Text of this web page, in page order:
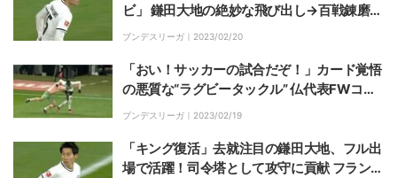
ビ」 鎌田大地の絶妙な飛び出し→百戦錬磨の
ドイツ代表MFゲッツェが美しすぎるレイン
ブンデスリーガ｜ 2023/02/20
「おい！サッカーの試合だぞ！」カード覚悟
の悪質な“ラグビータックル” 仏代表FWコ
ロ・ムアニがブチギレ
ブンデスリーガ｜ 2023/02/19
「キング復活」去就注目の鎌田大地、フル出
場で活躍！司令塔として攻守に貢献 フランク